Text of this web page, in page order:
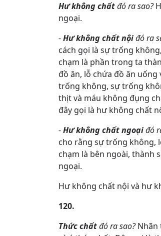
Hư không chấtđó ra sao?
ngoại.
-Hư không chất nộiđó ra
cách gọi là sự trống
chạm là phần trong ta
đồ ăn, lỗ chứa đồ ăn uống
trống không, sự trống
thịt và máu không đụng
đây gọi là hư không chất
-Hư không chất ngoạiđó
cho rằng sự trống không,
chạm là bên ngoài, thành
ngoại.
Hư không chất nội và hư
120.
Thức chấtđó ra sao?Nhãn